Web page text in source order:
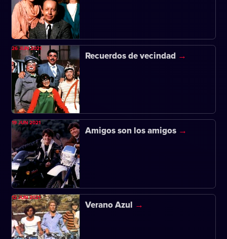
Recuerdos de vecindad
26 JUN 2021
Amigos son los amigos
19 JUN 2021
Verano Azul
12 JUN 2021